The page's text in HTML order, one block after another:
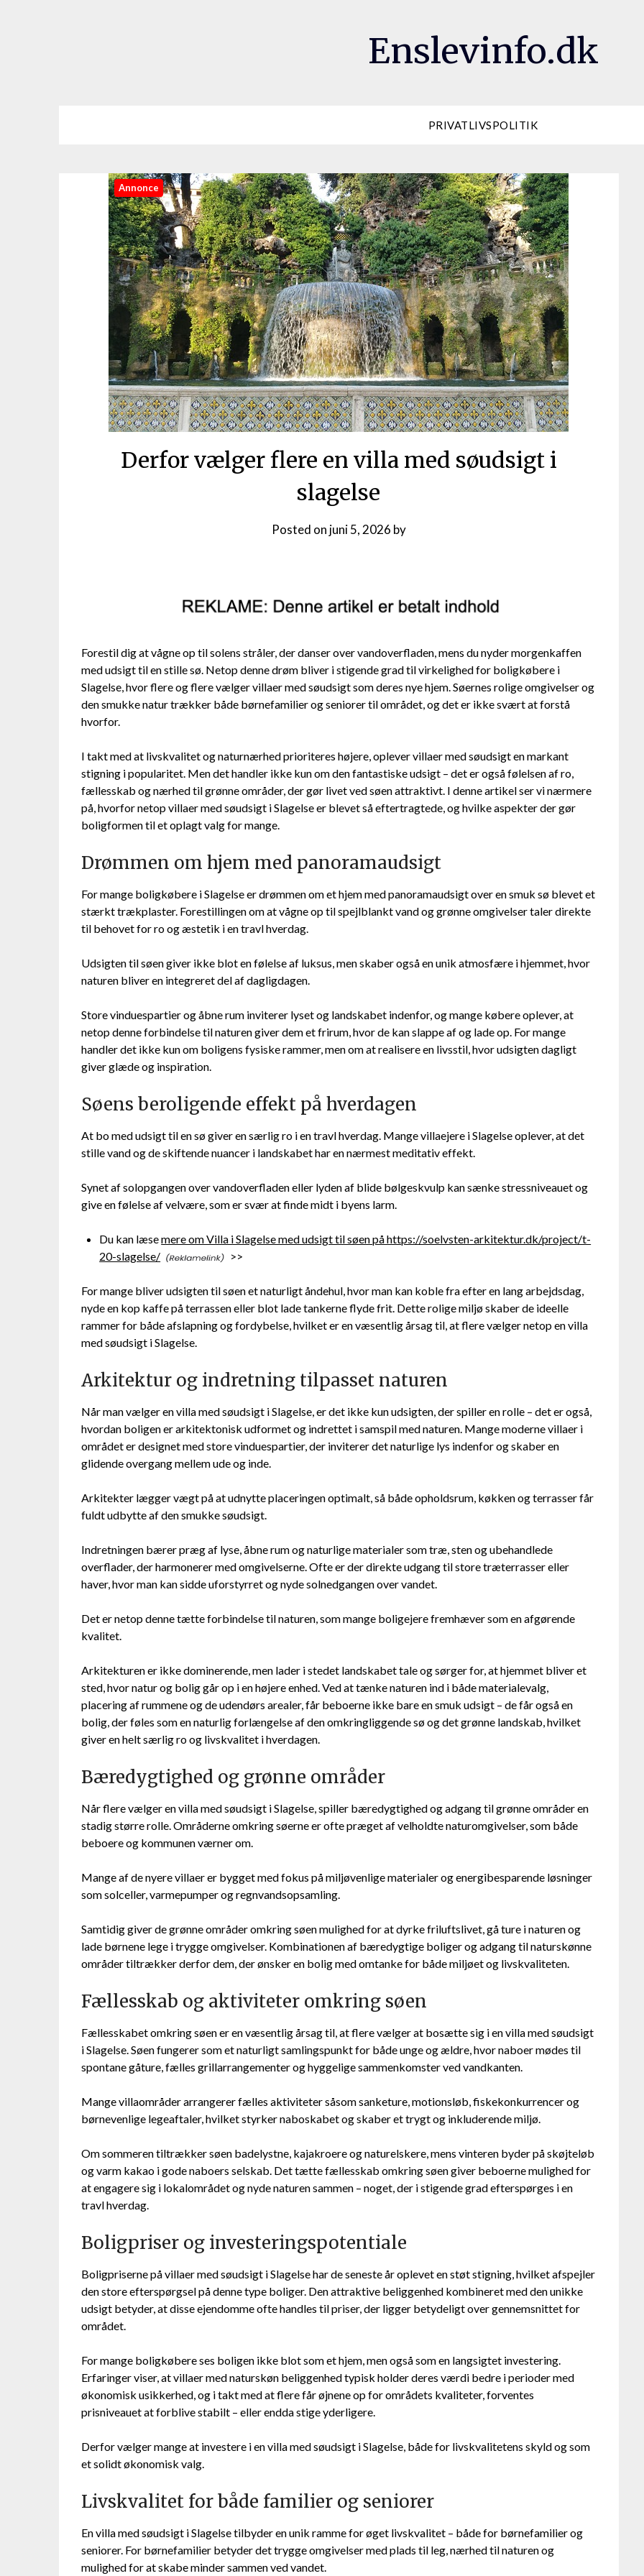
Enslevinfo.dk
PRIVATLIVSPOLITIK
Annonce
Derfor vælger flere en villa med søudsigt i
slagelse
Posted on juni 5, 2026 by
Forestil dig at vågne op til solens stråler, der danser over vandoverfladen, mens du nyder morgenkaffen
med udsigt til en stille sø. Netop denne drøm bliver i stigende grad til virkelighed for boligkøbere i
Slagelse, hvor flere og flere vælger villaer med søudsigt som deres nye hjem. Søernes rolige omgivelser og
den smukke natur trækker både børnefamilier og seniorer til området, og det er ikke svært at forstå
hvorfor.
I takt med at livskvalitet og naturnærhed prioriteres højere, oplever villaer med søudsigt en markant
stigning i popularitet. Men det handler ikke kun om den fantastiske udsigt – det er også følelsen af ro,
fællesskab og nærhed til grønne områder, der gør livet ved søen attraktivt. I denne artikel ser vi nærmere
på, hvorfor netop villaer med søudsigt i Slagelse er blevet så eftertragtede, og hvilke aspekter der gør
boligformen til et oplagt valg for mange.
Drømmen om hjem med panoramaudsigt
For mange boligkøbere i Slagelse er drømmen om et hjem med panoramaudsigt over en smuk sø blevet et
stærkt trækplaster. Forestillingen om at vågne op til spejlblankt vand og grønne omgivelser taler direkte
til behovet for ro og æstetik i en travl hverdag.
Udsigten til søen giver ikke blot en følelse af luksus, men skaber også en unik atmosfære i hjemmet, hvor
naturen bliver en integreret del af dagligdagen.
Store vinduespartier og åbne rum inviterer lyset og landskabet indenfor, og mange købere oplever, at
netop denne forbindelse til naturen giver dem et frirum, hvor de kan slappe af og lade op. For mange
handler det ikke kun om boligens fysiske rammer, men om at realisere en livsstil, hvor udsigten dagligt
giver glæde og inspiration.
Søens beroligende effekt på hverdagen
At bo med udsigt til en sø giver en særlig ro i en travl hverdag. Mange villaejere i Slagelse oplever, at det
stille vand og de skiftende nuancer i landskabet har en nærmest meditativ effekt.
Synet af solopgangen over vandoverfladen eller lyden af blide bølgeskvulp kan sænke stressniveauet og
give en følelse af velvære, som er svær at finde midt i byens larm.
Du kan læsemere om Villa i Slagelse med udsigt til søen på https://soelvsten-arkitektur.dk/project/t-
20-slagelse/
>>
For mange bliver udsigten til søen et naturligt åndehul, hvor man kan koble fra efter en lang arbejdsdag,
nyde en kop kaffe på terrassen eller blot lade tankerne flyde frit. Dette rolige miljø skaber de ideelle
rammer for både afslapning og fordybelse, hvilket er en væsentlig årsag til, at flere vælger netop en villa
med søudsigt i Slagelse.
Arkitektur og indretning tilpasset naturen
Når man vælger en villa med søudsigt i Slagelse, er det ikke kun udsigten, der spiller en rolle – det er også,
hvordan boligen er arkitektonisk udformet og indrettet i samspil med naturen. Mange moderne villaer i
området er designet med store vinduespartier, der inviterer det naturlige lys indenfor og skaber en
glidende overgang mellem ude og inde.
Arkitekter lægger vægt på at udnytte placeringen optimalt, så både opholdsrum, køkken og terrasser får
fuldt udbytte af den smukke søudsigt.
Indretningen bærer præg af lyse, åbne rum og naturlige materialer som træ, sten og ubehandlede
overflader, der harmonerer med omgivelserne. Ofte er der direkte udgang til store træterrasser eller
haver, hvor man kan sidde uforstyrret og nyde solnedgangen over vandet.
Det er netop denne tætte forbindelse til naturen, som mange boligejere fremhæver som en afgørende
kvalitet.
Arkitekturen er ikke dominerende, men lader i stedet landskabet tale og sørger for, at hjemmet bliver et
sted, hvor natur og bolig går op i en højere enhed. Ved at tænke naturen ind i både materialevalg,
placering af rummene og de udendørs arealer, får beboerne ikke bare en smuk udsigt – de får også en
bolig, der føles som en naturlig forlængelse af den omkringliggende sø og det grønne landskab, hvilket
giver en helt særlig ro og livskvalitet i hverdagen.
Bæredygtighed og grønne områder
Når flere vælger en villa med søudsigt i Slagelse, spiller bæredygtighed og adgang til grønne områder en
stadig større rolle. Områderne omkring søerne er ofte præget af velholdte naturomgivelser, som både
beboere og kommunen værner om.
Mange af de nyere villaer er bygget med fokus på miljøvenlige materialer og energibesparende løsninger
som solceller, varmepumper og regnvandsopsamling.
Samtidig giver de grønne områder omkring søen mulighed for at dyrke friluftslivet, gå ture i naturen og
lade børnene lege i trygge omgivelser. Kombinationen af bæredygtige boliger og adgang til naturskønne
områder tiltrækker derfor dem, der ønsker en bolig med omtanke for både miljøet og livskvaliteten.
Fællesskab og aktiviteter omkring søen
Fællesskabet omkring søen er en væsentlig årsag til, at flere vælger at bosætte sig i en villa med søudsigt
i Slagelse. Søen fungerer som et naturligt samlingspunkt for både unge og ældre, hvor naboer mødes til
spontane gåture, fælles grillarrangementer og hyggelige sammenkomster ved vandkanten.
Mange villaområder arrangerer fælles aktiviteter såsom sanketure, motionsløb, fiskekonkurrencer og
børnevenlige legeaftaler, hvilket styrker naboskabet og skaber et trygt og inkluderende miljø.
Om sommeren tiltrækker søen badelystne, kajakroere og naturelskere, mens vinteren byder på skøjteløb
og varm kakao i gode naboers selskab. Det tætte fællesskab omkring søen giver beboerne mulighed for
at engagere sig i lokalområdet og nyde naturen sammen – noget, der i stigende grad efterspørges i en
travl hverdag.
Boligpriser og investeringspotentiale
Boligpriserne på villaer med søudsigt i Slagelse har de seneste år oplevet en støt stigning, hvilket afspejler
den store efterspørgsel på denne type boliger. Den attraktive beliggenhed kombineret med den unikke
udsigt betyder, at disse ejendomme ofte handles til priser, der ligger betydeligt over gennemsnittet for
området.
For mange boligkøbere ses boligen ikke blot som et hjem, men også som en langsigtet investering.
Erfaringer viser, at villaer med naturskøn beliggenhed typisk holder deres værdi bedre i perioder med
økonomisk usikkerhed, og i takt med at flere får øjnene op for områdets kvaliteter, forventes
prisniveauet at forblive stabilt – eller endda stige yderligere.
Derfor vælger mange at investere i en villa med søudsigt i Slagelse, både for livskvalitetens skyld og som
et solidt økonomisk valg.
Livskvalitet for både familier og seniorer
En villa med søudsigt i Slagelse tilbyder en unik ramme for øget livskvalitet – både for børnefamilier og
seniorer. For børnefamilier betyder det trygge omgivelser med plads til leg, nærhed til naturen og
mulighed for at skabe minder sammen ved vandet.